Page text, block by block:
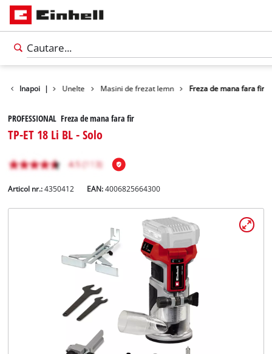
Inapoi |
Produse Unelte Masini de frezat lemn Freza de mana fara fir
PROFESSIONAL Freza de mana fara fir
TP-ET 18 Li BL - Solo
Articol nr.: 4350412 EAN:4006825664300